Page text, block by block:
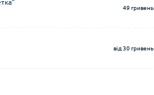
49 гривень
від 30 гривень